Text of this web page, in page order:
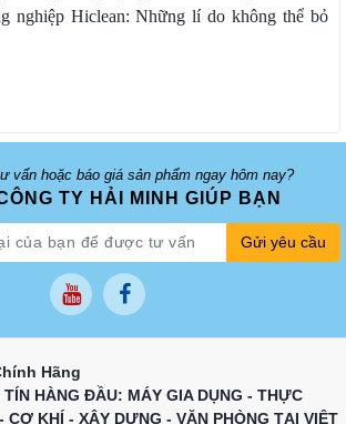
nghiệp Hiclean: Những lí do không thể bỏ
vấn hoặc báo giá sản phẩm ngay hôm nay?
TY HẢI MINH GIÚP BẠN
Gửi yêu cầu
Hãng
TÍN HÀNG ĐẦU: MÁY GIA DỤNG - THỰC
CƠ KHÍ - XÂY DỰNG - VĂN PHÒNG TẠI VIỆT